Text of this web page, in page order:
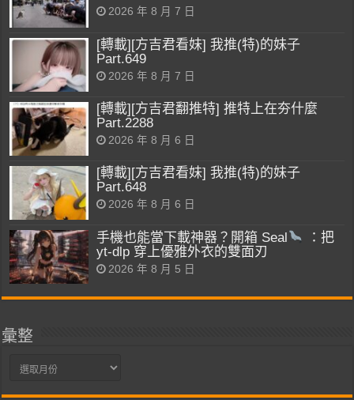
2026 年 8 月 7 日
[轉載][方吉君看妹] 我推(特)的妹子
Part.649
2026 年 8 月 7 日
[轉載][方吉君翻推特] 推特上在夯什麼
Part.2288
2026 年 8 月 6 日
[轉載][方吉君看妹] 我推(特)的妹子
Part.648
2026 年 8 月 6 日
手機也能當下載神器？開箱 Seal
：把
yt-dlp 穿上優雅外衣的雙面刃
2026 年 8 月 5 日
彙整
彙